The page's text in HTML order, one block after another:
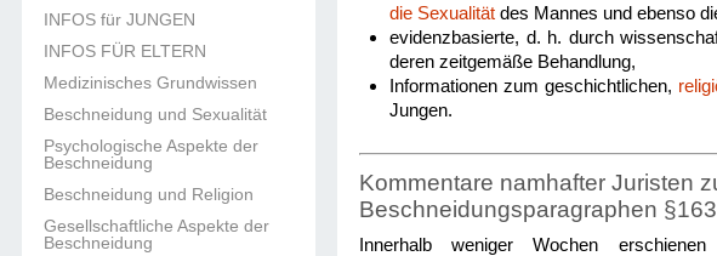
INFOS für JUNGEN
INFOS FÜR ELTERN
Medizinisches Grundwissen
Beschneidung und Sexualität
Psychologische Aspekte der
Beschneidung
Beschneidung und Religion
Gesellschaftliche Aspekte der
Beschneidung
die Sexualität des Mannes und ebenso
evidenzbasierte, d. h. durch
deren zeitgemäße Behandlung,
Informationen zum geschichtlichen,
Jungen.
Kommentare namhafter Juristen
Beschneidungsparagraphen
Innerhalb weniger Wochen